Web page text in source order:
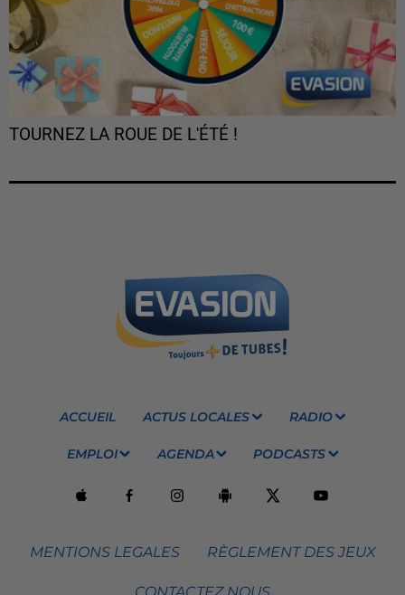
TOURNEZ LA ROUE DE L'ÉTÉ !
ACCUEIL ACTUS LOCALES RADIO
EMPLOI AGENDA PODCASTS
MENTIONS LEGALES RÈGLEMENT DES JEUX